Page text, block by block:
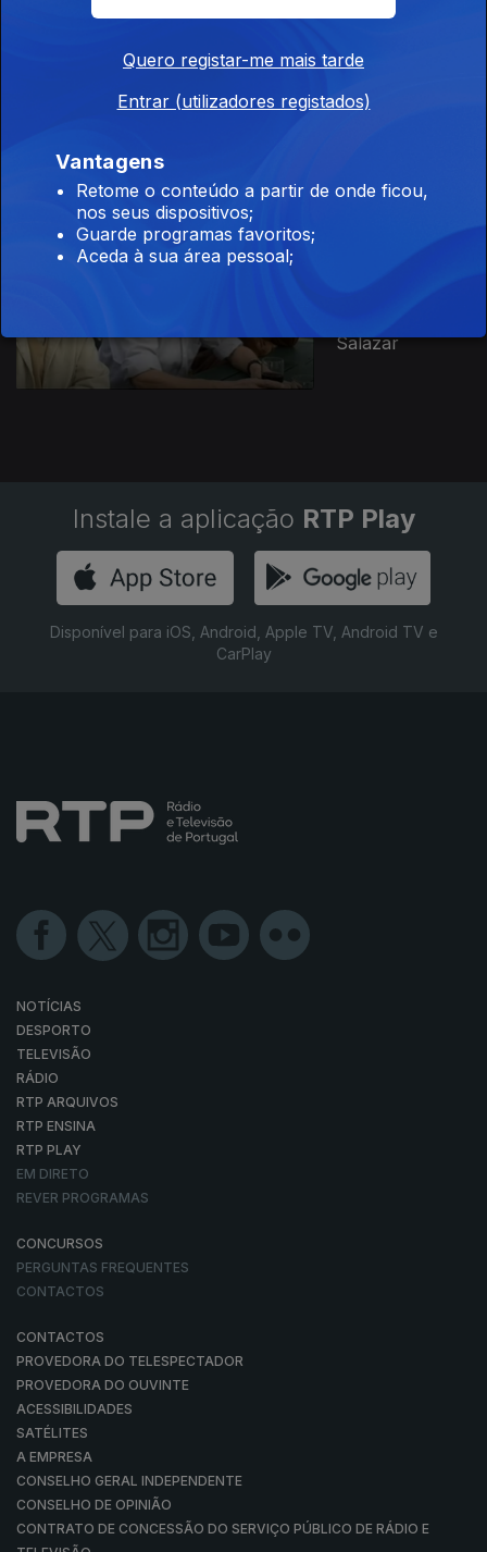
Ação
Salazar
Instale a aplicação RTP Play
Disponível para iOS, Android, Apple TV, Android TV e
CarPlay
NOTÍCIAS
DESPORTO
TELEVISÃO
RÁDIO
RTP ARQUIVOS
RTP ENSINA
RTP PLAY
EM DIRETO
REVER PROGRAMAS
CONCURSOS
PERGUNTAS FREQUENTES
CONTACTOS
CONTACTOS
PROVEDORA DO TELESPECTADOR
PROVEDORA DO OUVINTE
ACESSIBILIDADES
SATÉLITES
A EMPRESA
CONSELHO GERAL INDEPENDENTE
CONSELHO DE OPINIÃO
CONTRATO DE CONCESSÃO DO SERVIÇO PÚBLICO DE RÁDIO E
Quero registar-me mais tarde
Entrar (utilizadores registados)
Vantagens
Retome o conteúdo a partir de onde ficou,
nos seus dispositivos;
Guarde programas favoritos;
Aceda à sua área pessoal;